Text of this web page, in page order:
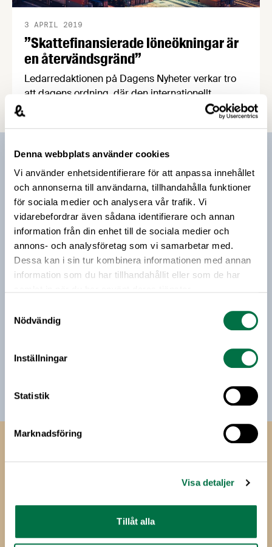
Denna webbplats använder cookies
Vi använder enhetsidentifierare för att anpassa innehållet
och annonserna till användarna, tillhandahålla funktioner
för sociala medier och analysera vår trafik. Vi
vidarebefordrar även sådana identifierare och annan
information från din enhet till de sociala medier och
annons- och analysföretag som vi samarbetar med.
Dessa kan i sin tur kombinera informationen med annan
information som du har tillhandahållit eller som de har
Nödvändig
Inställningar
Statistik
Marknadsföring
Visa detaljer
Tillåt alla
”Skattefinansierade löneökningar är
en återvändsgränd”
3 APRIL 2019
Ledarredaktionen på Dagens Nyheter verkar tro
att dagens ordning, där den internationellt
konkurrensutsatta industrin anger normen för
lönebildningen, skapar ojämställda löner och
lönekuvertet”. Den här uppfattningen har väldigt
chefekonomerna Mats Kinnwall, Kerstin Hallsten
Prenumerera på vårt nyhetsbrev
Vårt nyhetsbrev kommer ut 3-4 gånger i månaden och
riktar sig till alla med ett intresse för
livsmedelsföretagande och den svenska
livsmedelsbranschen. När du anmäler dig till vårt
nyhetsbrev godkänner du Livsmedelsföretagens
hantering av personuppgifter.
till min inkorg. Livsmedelsföretagen ska inte dela eller
sälja min personliga information. Jag kan när som helst
114 85 Stockholm